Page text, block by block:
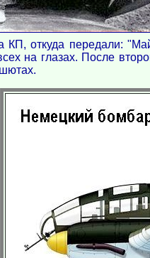
КП, откуда передали:
на глазах. После